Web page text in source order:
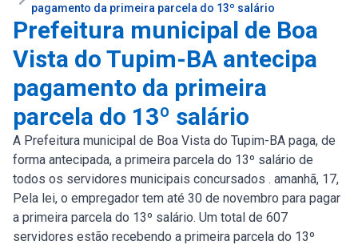
pagamento da primeira parcela do 13º salário
Prefeitura municipal de Boa
Vista do Tupim-BA antecipa
pagamento da primeira
parcela do 13º salário
A Prefeitura municipal de Boa Vista do Tupim-BA paga, de
forma antecipada, a primeira parcela do 13º salário de
todos os servidores municipais concursados . amanhã, 17,
Pela lei, o empregador tem até 30 de novembro para pagar
a primeira parcela do 13º salário. Um total de 607
servidores estão recebendo a primeira parcela do 13º